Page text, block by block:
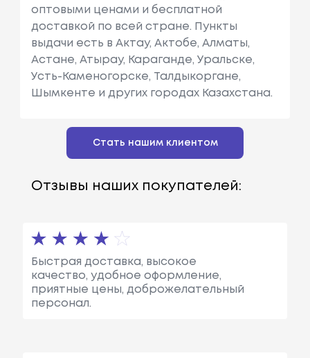
оптовыми ценами и бесплатной
доставкой по всей стране. Пункты
выдачи есть в Актау, Актобе, Алматы,
Астане, Атырау, Караганде, Уральске,
Усть-Каменогорске, Талдыкоргане,
Шымкенте и других городах Казахстана.
Стать нашим клиентом
Отзывы наших покупателей:
Быстрая доставка, высокое
качество, удобное оформление,
приятные цены, доброжелательный
персонал.